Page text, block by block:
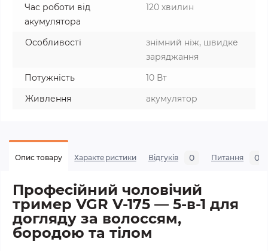
Час роботи від
акумулятора
120 хвилин
Особливості
знімний ніж, швидке
заряджання
Потужність
10 Вт
Живлення
акумулятор
Опис товару Характеристики Відгуків 0 Питання 0
Професійний чоловічий
тример VGR V-175 — 5-в-1 для
догляду за волоссям,
бородою та тілом